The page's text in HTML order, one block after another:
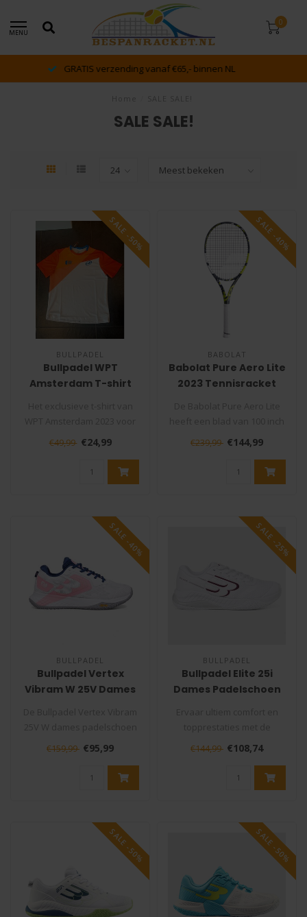
MENU
0
dé racket en bespan specialist van Lelystad en omstreken
SALE SALE!
SALE -50%
BULLPADEL
Bullpadel WPT
Amsterdam T-shirt
heren. Het padel toernooi
€49,99 €24,99
SALE -40%
BABOLAT
Babolat Pure Aero Lite
2023 Tennisracket
en een open
snarenpatroon ..
€239,99 €144,99
SALE -40%
BULLPADEL
Bullpadel Vertex
Vibram W 25V Dames
is een padelschoen
specifiek ..
€159,99 €95,99
SALE -25%
BULLPADEL
Bullpadel Elite 25i
Dames Padelschoen
Bullpadel Elite 25i Dames
Padelsch..
€144,99 €108,74
SALE -50% SALE -50%